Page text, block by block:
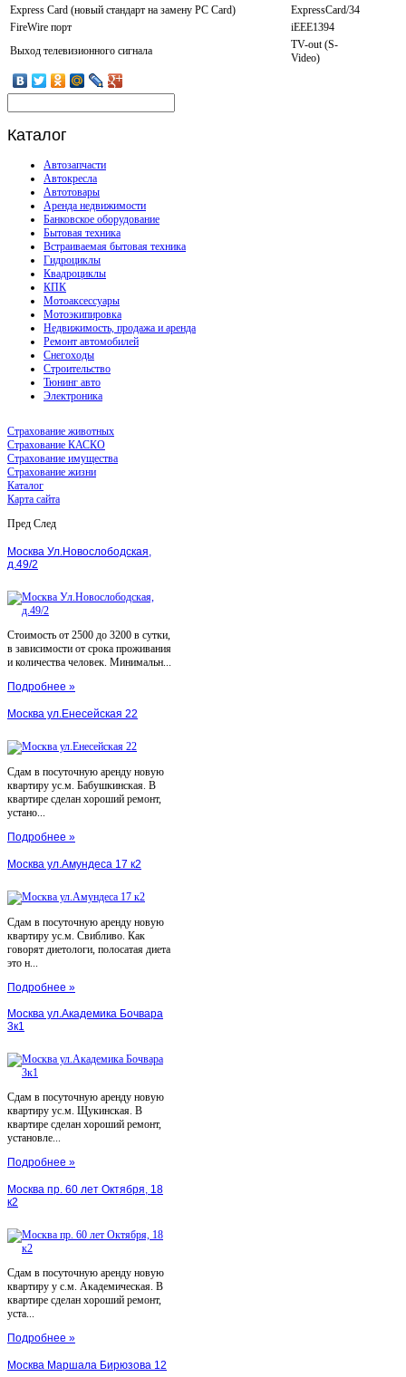
Express Card (новый стандарт на замену PC Card)
ExpressCard/34
FireWire порт
iEEE1394
Выход телевизионного сигнала
TV-out (S-
Video)
Каталог
Автозапчасти
Автокресла
Автотовары
Аренда недвижимости
Банковское оборудование
Бытовая техника
Встраиваемая бытовая техника
Гидроциклы
Квадроциклы
КПК
Мотоаксессуары
Мотоэкипировка
Недвижимость, продажа и аренда
Ремонт автомобилей
Снегоходы
Строительство
Тюнинг авто
Электроника
Страхование животных
Страхование КАСКО
Страхование имущества
Страхование жизни
Каталог
Карта сайта
Пред След
Москва Ул.Новослободская,
д.49/2
Стоимость от 2500 до 3200 в сутки,
в зависимости от срока проживания
и количества человек. Минимальн...
Подробнее »
Москва ул.Енесейская 22
Сдам в посуточную аренду новую
квартиру ус.м. Бабушкинская. В
квартире сделан хороший ремонт,
устано...
Подробнее »
Москва ул.Амундеса 17 к2
Сдам в посуточную аренду новую
квартиру ус.м. Свибливо. Как
говорят диетологи, полосатая диета
это н...
Подробнее »
Москва ул.Академика Бочвара
3к1
Сдам в посуточную аренду новую
квартиру ус.м. Щукинская. В
квартире сделан хороший ремонт,
установле...
Подробнее »
Москва пр. 60 лет Октября, 18
к2
Сдам в посуточную аренду новую
квартиру у с.м. Академическая. В
квартире сделан хороший ремонт,
уста...
Подробнее »
Москва Маршала Бирюзова 12